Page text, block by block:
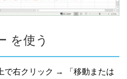
を使う
で右クリック → 「移動または